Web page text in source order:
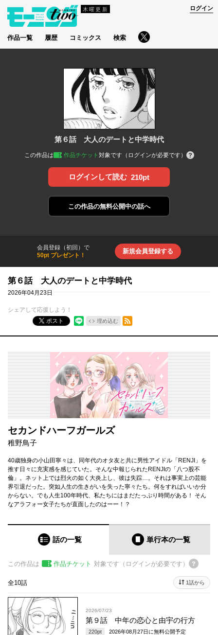
木曜更新
作品一覧 履歴 コミックス 検索
ログイン
第６話 大人のデートと中学時代
この作品は 作品チケット 対象です（ログインが必要です）
ログインして読む 210pt
この作品の無料公開中の話へ
会員登録（初回）で
50pt プレゼント！
新規会員登録する
第６話 大人のデートと中学時代
2026年04月23日
シェアして応援しよう！
ポスト
埋め込む
RSSフィード
セカンドハーフガールズ
稚野鳥子
40歳独身の小山田寧々は、同年代のオタ友と共に男性アイドル「RENJI」を
推す日々に充実感を感じていた。そんな中報じられたRENJIの「八つ股不
倫」。ネット上では烈火の如く大炎上し、彼は失踪…。それは事実上の芸能
界引退だった。突如人生の生きがいを失った寧々たち。何をすればいいか分
からない。でも人生100年時代、私たちにはまだたっぷり時間がある！ そん
なアラフォー女子たちが直面したのはーー！？
話の一覧 単行本の一覧
この作品は 作品チケット 対象です（ログインが必要です）
全10話 1話から
2026/07/23
第９話 中年の恋心と由宇の行方
220pt 2026年08月27日 に無料公開予定